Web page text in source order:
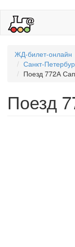
ЖД-билет-онлайн
Санкт-
Поезд 772А
Поезд